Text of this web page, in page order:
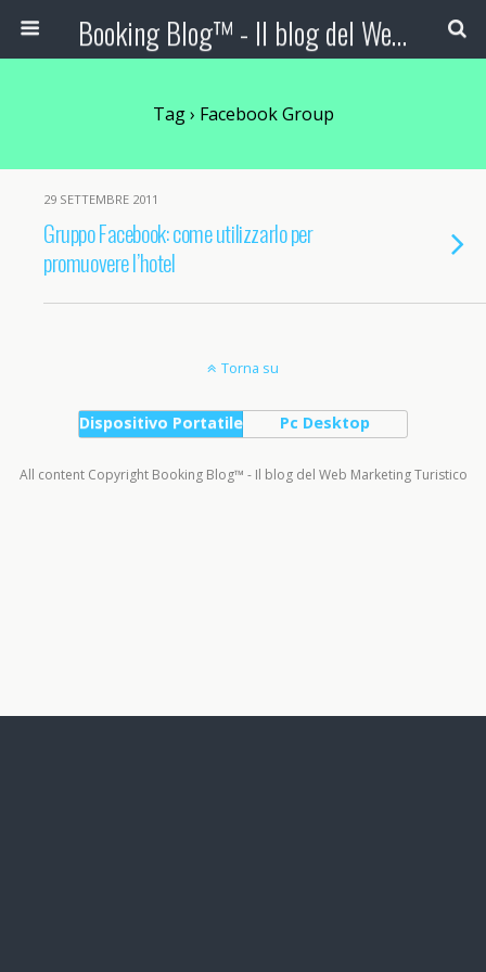
Booking Blog™ - Il blog del Web Marketing Turistico
Tag › Facebook Group
29 SETTEMBRE 2011
Gruppo Facebook: come utilizzarlo per
promuovere l’hotel
Torna su
Dispositivo Portatile Pc Desktop
All content Copyright Booking Blog™ - Il blog del Web Marketing Turistico